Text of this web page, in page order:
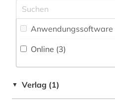
geowissenschaften (8)
Online (3)
▼ Verlag (1)